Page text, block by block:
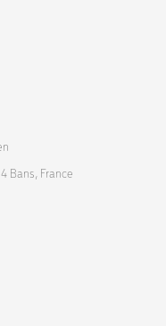
Bans, France